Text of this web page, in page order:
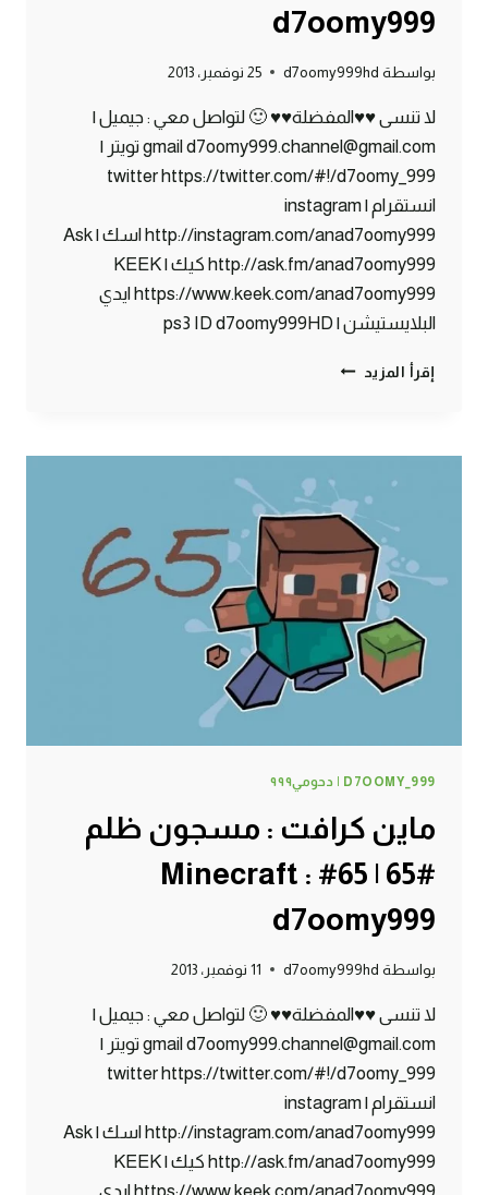
d7oomy999
بواسطة d7oomy999hd 25 نوفمبر، 2013
لا تنسى ♥♥المفضلة♥♥ 🙂 لتواصل معي : جيميل |
gmail d7oomy999.channel@gmail.com تويتر |
twitter https://twitter.com/#!/d7oomy_999
انستقرام | instagram
http://instagram.com/anad7oomy999 اسك | Ask
http://ask.fm/anad7oomy999 كيك | KEEK
https://www.keek.com/anad7oomy999 ايدي
البلايستيشن | ps3 ID d7oomy999HD
إقرأ المزيد ماين
5
نجوم
#66
|
66#
MINECRAFT
:
D7OOMY999
D7OOMY_999 | دحومي٩٩٩
ماين كرافت : مسجون ظلم
#65 | 65# Minecraft :
d7oomy999
بواسطة d7oomy999hd 11 نوفمبر، 2013
لا تنسى ♥♥المفضلة♥♥ 🙂 لتواصل معي : جيميل |
gmail d7oomy999.channel@gmail.com تويتر |
twitter https://twitter.com/#!/d7oomy_999
انستقرام | instagram
http://instagram.com/anad7oomy999 اسك | Ask
http://ask.fm/anad7oomy999 كيك | KEEK